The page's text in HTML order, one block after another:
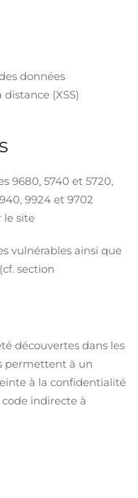
données
(XSS)
9680, 5740 et 5720,
9924 et 9702
le site
vulnérables ainsi que
section
découvertes dans les
permettent à un
à la confidentialité
indirecte à